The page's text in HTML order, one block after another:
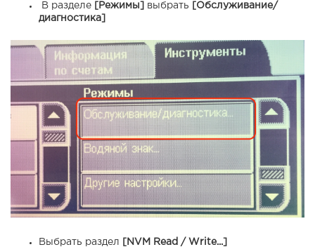
В разделе [Режимы] выбрать
[Обслуживание/
диагностика]
Выбрать раздел [NVM Read / Write...]